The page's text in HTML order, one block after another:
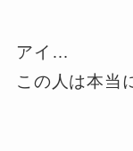
アイ…
この人は本当